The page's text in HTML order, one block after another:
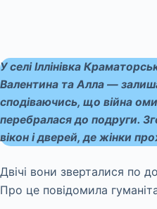
У селі Іллінівка
Валентина та Алла —
сподіваючись, що війна
перебралася до подруги.
вікон і дверей, де жінки
Двічі вони зверталися по
Про це повідомила